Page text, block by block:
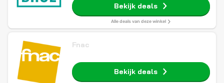
Bekijk deals
Alle deals van deze winkel
Fnac
Bekijk deals